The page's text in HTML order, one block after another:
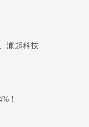
澜起科技
！